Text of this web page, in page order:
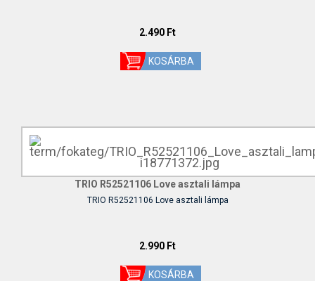
2.490 Ft
TRIO R52521106 Love asztali lámpa
TRIO R52521106 Love asztali lámpa
2.990 Ft